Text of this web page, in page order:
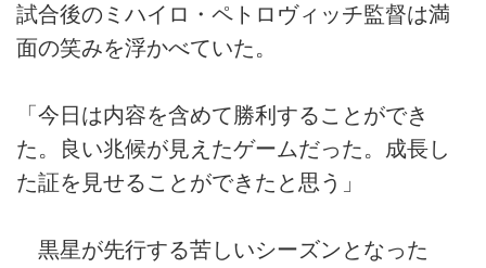
試合後のミハイロ・ペトロヴィッチ監督は満
面の笑みを浮かべていた。
「今日は内容を含めて勝利することができ
た。良い兆候が見えたゲームだった。成長し
た証を見せることができたと思う」
黒星が先行する苦しいシーズンとなった